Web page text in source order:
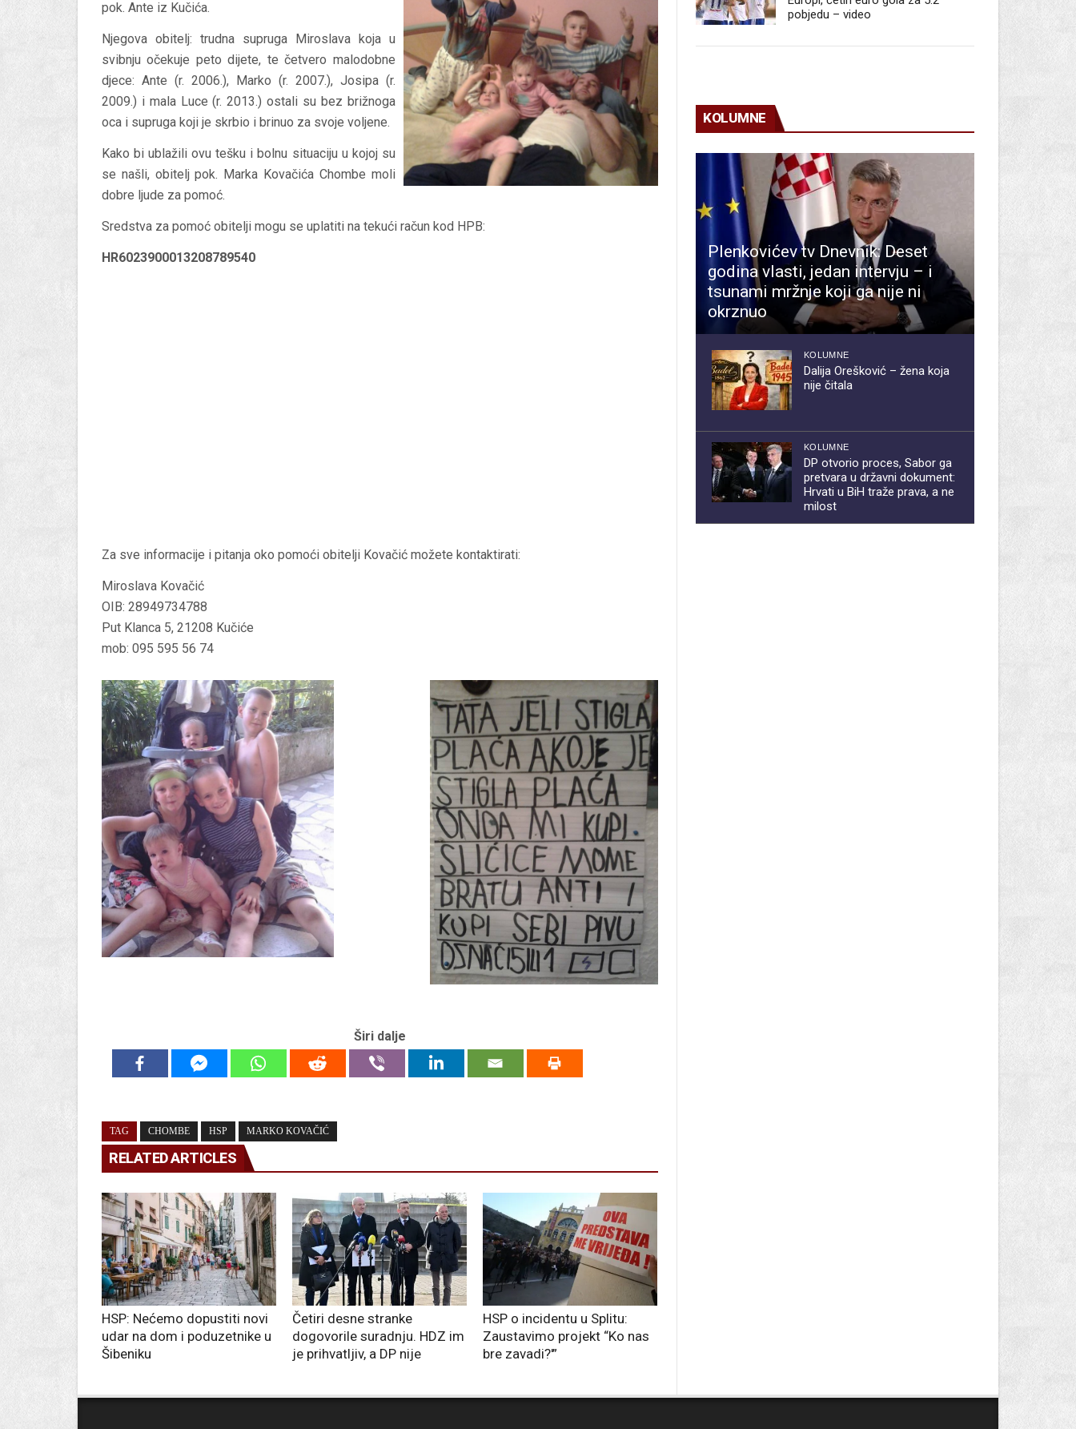
pok. Ante iz Kučića.
Njegova obitelj: trudna supruga Miroslava koja u
svibnju očekuje peto dijete, te četvero malodobne
djece: Ante (r. 2006.), Marko (r. 2007.), Josipa (r.
2009.) i mala Luce (r. 2013.) ostali su bez brižnoga
oca i supruga koji je skrbio i brinuo za svoje voljene.
Kako bi ublažili ovu tešku i bolnu situaciju u kojoj su
se našli, obitelj pok. Marka Kovačića Chombe moli
dobre ljude za pomoć.
Sredstva za pomoć obitelji mogu se uplatiti na tekući račun kod HPB:
HR6023900013208789540
Za sve informacije i pitanja oko pomoći obitelji Kovačić možete kontaktirati:
Miroslava Kovačić
OIB: 28949734788
Put Klanca 5, 21208 Kučiće
mob: 095 595 56 74
Širi dalje
TAG CHOMBE HSP MARKO KOVAČIĆ
RELATED ARTICLES
HSP: Nećemo dopustiti novi
udar na dom i poduzetnike u
Šibeniku
Četiri desne stranke
dogovorile suradnju. HDZ im
je prihvatljiv, a DP nije
HSP o incidentu u Splitu:
Zaustavimo projekt “Ko nas
bre zavadi?'”
pobjedu – video
KOLUMNE
Plenkovićev tv Dnevnik: Deset
godina vlasti, jedan intervju – i
tsunami mržnje koji ga nije ni
okrznuo
KOLUMNE
Dalija Orešković – žena koja
nije čitala
KOLUMNE
DP otvorio proces, Sabor ga
pretvara u državni dokument:
Hrvati u BiH traže prava, a ne
milost